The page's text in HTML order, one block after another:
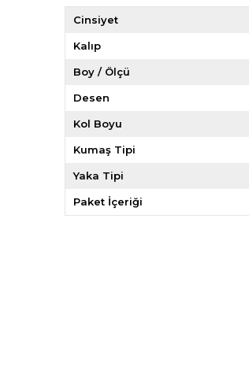
Cinsiyet
Kalıp
Boy / Ölçü
Desen
Kol Boyu
Kumaş Tipi
Yaka Tipi
Paket İçeriği